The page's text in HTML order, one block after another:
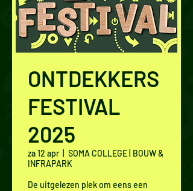
ONTDEKKERS
FESTIVAL
2025
za 12 apr
SOMA COLLEGE | BOUW &
INFRAPARK
De uitgelezen plek om eens een